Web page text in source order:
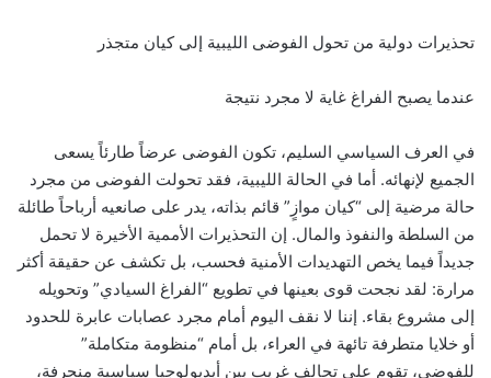
تحذيرات دولية من تحول الفوضى الليبية إلى كيان متجذر
عندما يصبح الفراغ غاية لا مجرد نتيجة
في العرف السياسي السليم، تكون الفوضى عرضاً طارئاً يسعى
الجميع لإنهائه. أما في الحالة الليبية، فقد تحولت الفوضى من مجرد
حالة مرضية إلى “كيان موازٍ” قائم بذاته، يدر على صانعيه أرباحاً طائلة
من السلطة والنفوذ والمال. إن التحذيرات الأممية الأخيرة لا تحمل
جديداً فيما يخص التهديدات الأمنية فحسب، بل تكشف عن حقيقة أكثر
مرارة: لقد نجحت قوى بعينها في تطويع “الفراغ السيادي” وتحويله
إلى مشروع بقاء. إننا لا نقف اليوم أمام مجرد عصابات عابرة للحدود
أو خلايا متطرفة تائهة في العراء، بل أمام “منظومة متكاملة”
للفوضى، تقوم على تحالف غريب بين أيديولوجيا سياسية منحرفة،